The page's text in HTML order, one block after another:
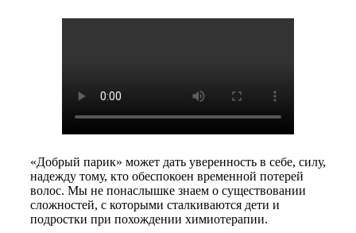
«Добрый парик» может дать уверенность в себе, силу,
надежду тому, кто обеспокоен временной потерей
волос. Мы не понаслышке знаем о существовании
сложностей, с которыми сталкиваются дети и
подростки при похождении химиотерапии.